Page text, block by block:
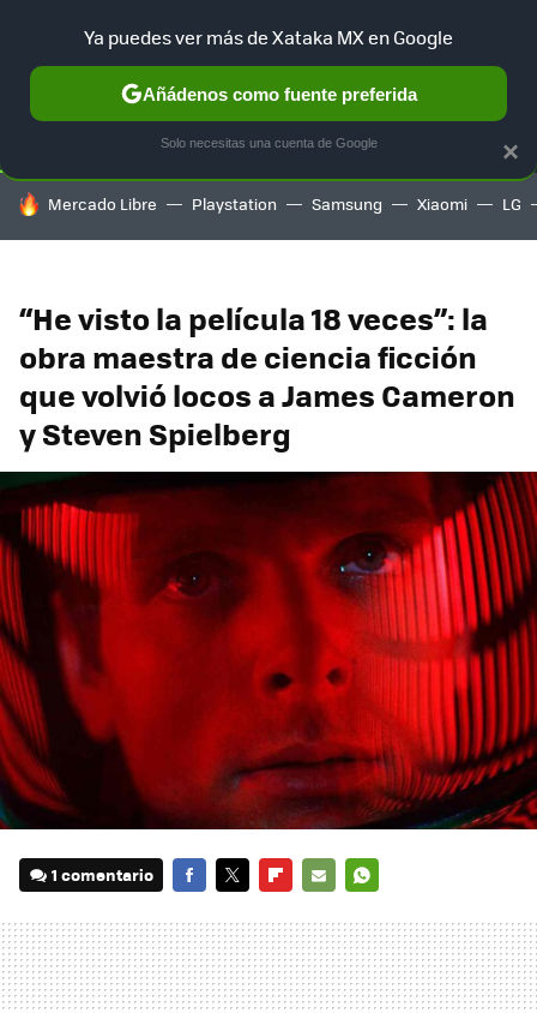
SELECCIÓN GAMING HOME AUTO TERRITORIO
HOY SE HABLA DE
Mercado Libre Playstation Samsung Xiaomi LG
“He visto la película 18 veces”: la
obra maestra de ciencia ficción
que volvió locos a James Cameron
y Steven Spielberg
1 comentario
MAIL
×
Ya puedes ver más de Xataka MX en Google
Añádenos como fuente preferida
Solo necesitas una cuenta de Google